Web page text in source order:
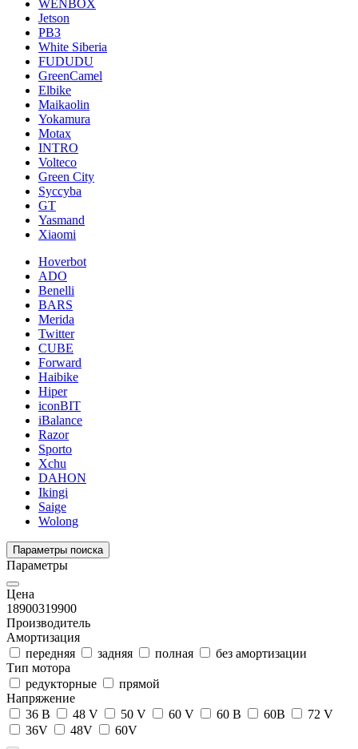
WENBOX
Jetson
РВЗ
White Siberia
FUDUDU
GreenCamel
Elbike
Maikaolin
Yokamura
Motax
INTRO
Volteco
Green City
Syccyba
GT
Yasmand
Xiaomi
Hoverbot
ADO
Benelli
BARS
Merida
Twitter
CUBE
Forward
Haibike
Hiper
iconBIT
iBalance
Razor
Sporto
Xchu
DAHON
Ikingi
Saige
Wolong
Параметры поиска
Параметры
Цена
18900319900
Производитель
Амортизация
передняя
задняя полная
без амортизации
Тип мотора
редукторные
прямой
Напряжение
36 В
48 V 50 V 60 V 60 В 60В
72 V
36V
48V 60V